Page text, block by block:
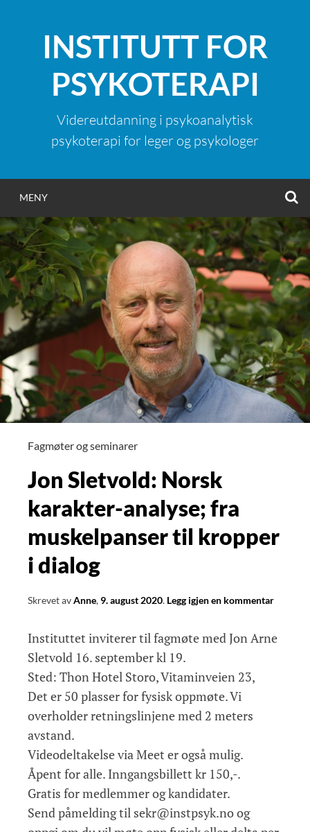
INSTITUTT FOR
PSYKOTERAPI
Videreutdanning i psykoanalytisk
psykoterapi for leger og psykologer
MENY
Fagmøter og seminarer
Jon Sletvold: Norsk
karakter-analyse; fra
muskelpanser til kropper
i dialog
Skrevet avAnne, 9. august 2020. Legg igjen en kommentar
Instituttet inviterer til fagmøte med Jon Arne
Sletvold 16. september kl 19.
Sted: Thon Hotel Storo, Vitaminveien 23,
Det er 50 plasser for fysisk oppmøte. Vi
overholder retningslinjene med 2 meters
avstand.
Videodeltakelse via Meet er også mulig.
Åpent for alle. Inngangsbillett kr 150,-.
Gratis for medlemmer og kandidater.
Send påmelding til sekr@instpsyk.no og